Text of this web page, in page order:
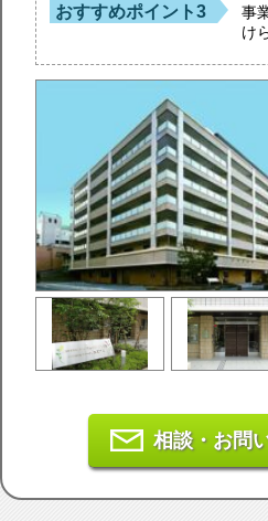
おすすめポイント3
事
け
相談・お問